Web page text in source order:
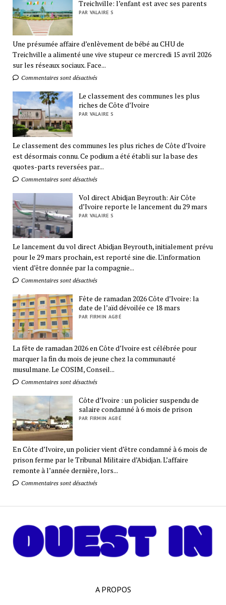
Treichville: l’enfant est avec ses parents
PAR VALAIRE S
Une présumée affaire d’enlèvement de bébé au CHU de
Treichville a alimenté une vive stupeur ce mercredi 15 avril 2026
sur les réseaux sociaux. Face...
Commentaires sont désactivés
Le classement des communes les plus
riches de Côte d’Ivoire
PAR VALAIRE S
Le classement des communes les plus riches de Côte d’Ivoire
est désormais connu. Ce podium a été établi sur la base des
quotes-parts reversées par...
Commentaires sont désactivés
Vol direct Abidjan Beyrouth: Air Côte
d’Ivoire reporte le lancement du 29 mars
PAR VALAIRE S
Le lancement du vol direct Abidjan Beyrouth, initialement prévu
pour le 29 mars prochain, est reporté sine die. L’information
vient d’être donnée par la compagnie...
Commentaires sont désactivés
Fête de ramadan 2026 Côte d’Ivoire: la
date de l’aïd dévoilée ce 18 mars
PAR FIRMIN AGBÉ
La fête de ramadan 2026 en Côte d’Ivoire est célébrée pour
marquer la fin du mois de jeune chez la communauté
musulmane. Le COSIM, Conseil...
Commentaires sont désactivés
Côte d’Ivoire : un policier suspendu de
salaire condamné à 6 mois de prison
PAR FIRMIN AGBÉ
En Côte d’Ivoire, un policier vient d’être condamné à 6 mois de
prison ferme par le Tribunal Militaire d’Abidjan. L’affaire
remonte à l’année dernière, lors...
Commentaires sont désactivés
A PROPOS